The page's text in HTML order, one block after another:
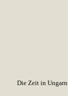
Die Zeit in Ungarn